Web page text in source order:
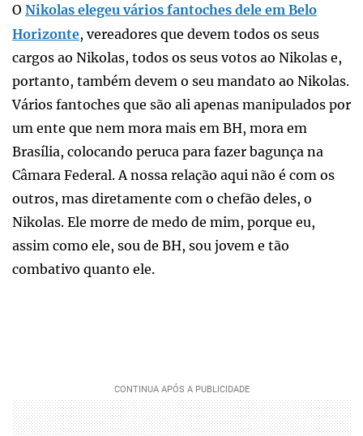
O Nikolas elegeu vários fantoches dele em Belo
Horizonte, vereadores que devem todos os seus
cargos ao Nikolas, todos os seus votos ao Nikolas e,
portanto, também devem o seu mandato ao Nikolas.
Vários fantoches que são ali apenas manipulados por
um ente que nem mora mais em BH, mora em
Brasília, colocando peruca para fazer bagunça na
Câmara Federal. A nossa relação aqui não é com os
outros, mas diretamente com o chefão deles, o
Nikolas. Ele morre de medo de mim, porque eu,
assim como ele, sou de BH, sou jovem e tão
combativo quanto ele.